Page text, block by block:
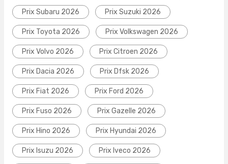
Prix Subaru 2026 Prix Suzuki 2026
Prix Toyota 2026 Prix Volkswagen 2026
Prix Volvo 2026 Prix Citroen 2026
Prix Dacia 2026 Prix Dfsk 2026
Prix Fiat 2026 Prix Ford 2026
Prix Fuso 2026 Prix Gazelle 2026
Prix Hino 2026 Prix Hyundai 2026
Prix Isuzu 2026 Prix Iveco 2026